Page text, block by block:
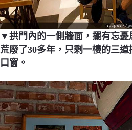
▼拱門內的一側牆面，擺有忘憂
荒廢了30多年，只剩一樓的三
口窗。